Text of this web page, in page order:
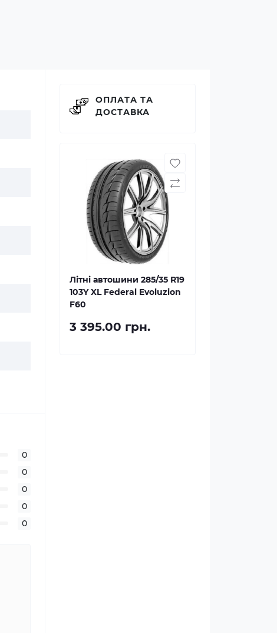
0
0
0
0
0
ОПЛАТА ТА
ДОСТАВКА
Літні автошини 285/35 R19
103Y XL Federal Evoluzion
F60
3 395.00 грн.